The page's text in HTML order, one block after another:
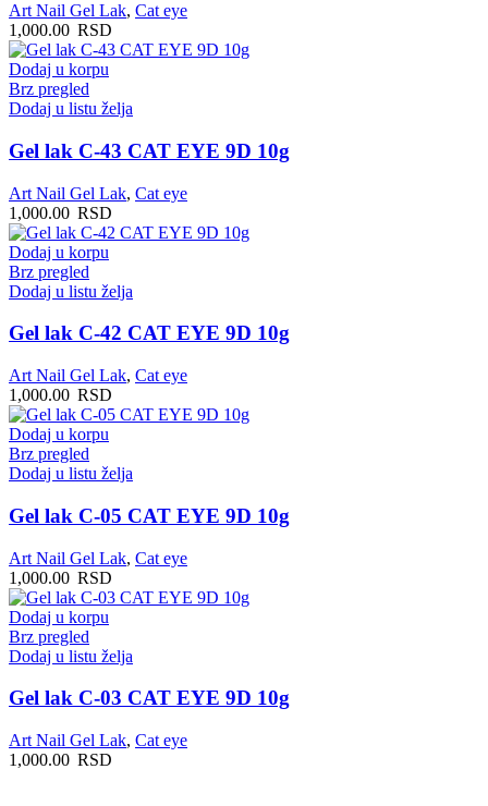
Art Nail Gel Lak, Cat eye
1,000.00 RSD
Dodaj u korpu
Brz pregled
Dodaj u listu želja
Gel lak C-43 CAT EYE 9D 10g
Art Nail Gel Lak, Cat eye
1,000.00 RSD
Dodaj u korpu
Brz pregled
Dodaj u listu želja
Gel lak C-42 CAT EYE 9D 10g
Art Nail Gel Lak, Cat eye
1,000.00 RSD
Dodaj u korpu
Brz pregled
Dodaj u listu želja
Gel lak C-05 CAT EYE 9D 10g
Art Nail Gel Lak, Cat eye
1,000.00 RSD
Dodaj u korpu
Brz pregled
Dodaj u listu želja
Gel lak C-03 CAT EYE 9D 10g
Art Nail Gel Lak, Cat eye
1,000.00 RSD